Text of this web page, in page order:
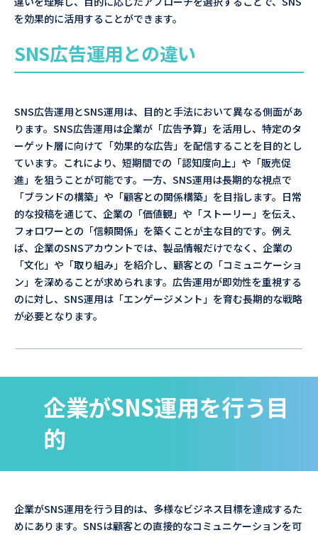
を効果的に活用することができます。
SNS広告運用との違い
SNS広告運用とSNS運用は、目的と手法において異なる側面があ
ります。SNS広告運用は企業が「広告予算」を活用し、特定のタ
ーゲット層に向けて「効果的な広告」を配信することを目的とし
ています。これにより、短期間での「認知度向上」や「販売促
進」を狙うことが可能です。一方、SNS運用は長期的な視点で
「ブランドの構築」や「顧客との関係構築」を目指します。日常
的な投稿を通じて、企業の「価値観」や「ストーリー」を伝え、
フォロワーとの「信頼関係」を築くことが主な目的です。例え
ば、企業のSNSアカウントでは、製品情報だけでなく、企業の
「文化」や「取り組み」を紹介し、顧客との「コミュニケーショ
ン」を深めることが求められます。広告運用が即効性を重視する
のに対し、SNS運用は「エンゲージメント」を育む長期的な戦略
が必要となります。
企業がSNS運用を行う目
的
企業がSNS運用を行う目的は、多様なビジネス目標を達成するた
めにあります。SNSは顧客との直接的なコミュニケーションを可